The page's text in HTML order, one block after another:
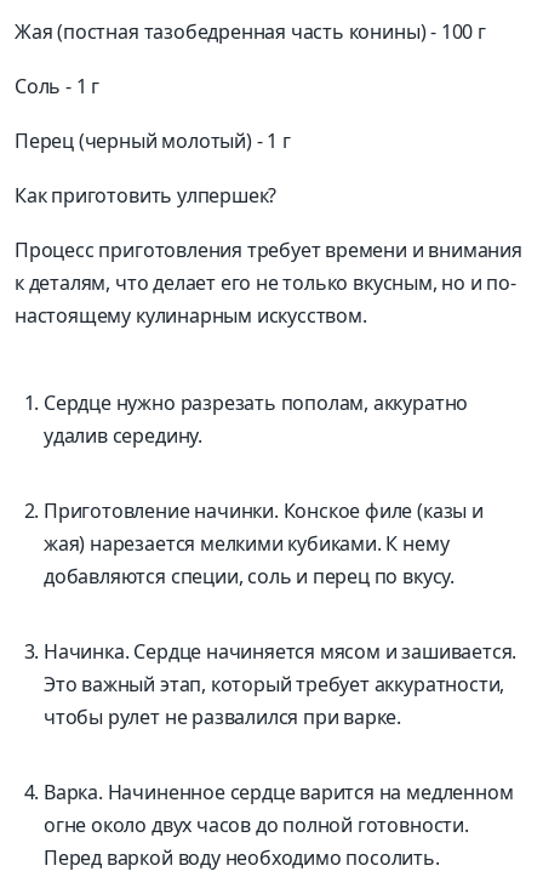
Жая (постная тазобедренная часть конины) - 100 г
Соль - 1 г
Перец (черный молотый) - 1 г
Как приготовить улпершек?
Процесс приготовления требует времени и внимания
к деталям, что делает его не только вкусным, но и по-
настоящему кулинарным искусством.
Сердце нужно разрезать пополам, аккуратно
удалив середину.
Приготовление начинки. Конское филе (казы и
жая) нарезается мелкими кубиками. К нему
добавляются специи, соль и перец по вкусу.
Начинка. Сердце начиняется мясом и зашивается.
Это важный этап, который требует аккуратности,
чтобы рулет не развалился при варке.
Варка. Начиненное сердце варится на медленном
огне около двух часов до полной готовности.
Перед варкой воду необходимо посолить.